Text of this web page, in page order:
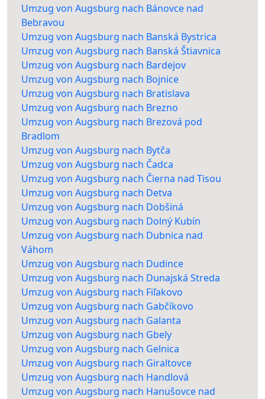
Umzug von Augsburg nach Bánovce nad
Bebravou
Umzug von Augsburg nach Banská Bystrica
Umzug von Augsburg nach Banská Štiavnica
Umzug von Augsburg nach Bardejov
Umzug von Augsburg nach Bojnice
Umzug von Augsburg nach Bratislava
Umzug von Augsburg nach Brezno
Umzug von Augsburg nach Brezová pod
Bradlom
Umzug von Augsburg nach Bytča
Umzug von Augsburg nach Čadca
Umzug von Augsburg nach Čierna nad Tisou
Umzug von Augsburg nach Detva
Umzug von Augsburg nach Dobšiná
Umzug von Augsburg nach Dolný Kubín
Umzug von Augsburg nach Dubnica nad
Váhom
Umzug von Augsburg nach Dudince
Umzug von Augsburg nach Dunajská Streda
Umzug von Augsburg nach Fiľakovo
Umzug von Augsburg nach Gabčíkovo
Umzug von Augsburg nach Galanta
Umzug von Augsburg nach Gbely
Umzug von Augsburg nach Gelnica
Umzug von Augsburg nach Giraltovce
Umzug von Augsburg nach Handlová
Umzug von Augsburg nach Hanušovce nad